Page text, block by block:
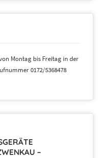
Montag bis Freitag in der
0172/5368478
–